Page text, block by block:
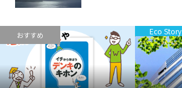
おすすめ Eco Story